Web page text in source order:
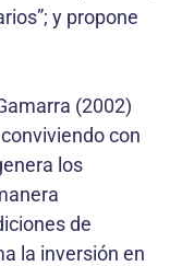
y propone
(2002)
con
los
de
la inversión en